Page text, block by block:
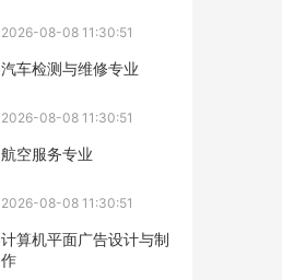
2026-08-08 11:30:51
汽车检测与维修专业
2026-08-08 11:30:51
航空服务专业
2026-08-08 11:30:51
计算机平面广告设计与制
作